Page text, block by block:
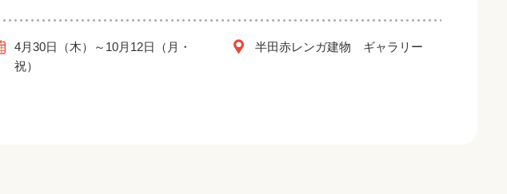
4月30日（木）～10月12日（月・
祝）
半田赤レンガ建物 ギャラリー